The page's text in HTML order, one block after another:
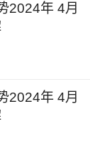
2024年 4月
2024年 4月